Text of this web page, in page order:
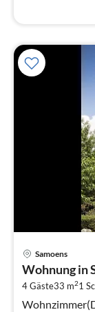
Samoens
Wohnung in
4 Gäste33 m21